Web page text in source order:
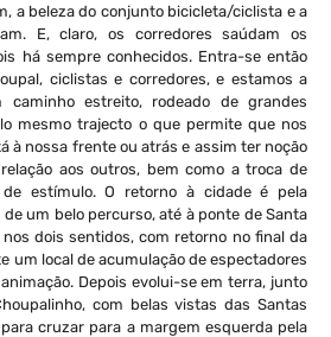
a beleza do conjunto bicicleta/ciclista e a
E, claro, os corredores saúdam os
há sempre conhecidos. Entra-se então
ciclistas e corredores, e estamos a
estreito, rodeado de grandes
mesmo trajecto o que permite que nos
à nossa frente ou atrás e assim ter noção
aos outros, bem como a troca de
de estímulo. O retorno à cidade é pela
um belo percurso, até à ponte de Santa
dois sentidos, com retorno no final da
um local de acumulação de espectadores
Depois evolui-se em terra, junto
com belas vistas das Santas
cruzar para a margem esquerda pela